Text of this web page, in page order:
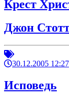
Крест
Джон
30.12.2005 12:27
Исповедь